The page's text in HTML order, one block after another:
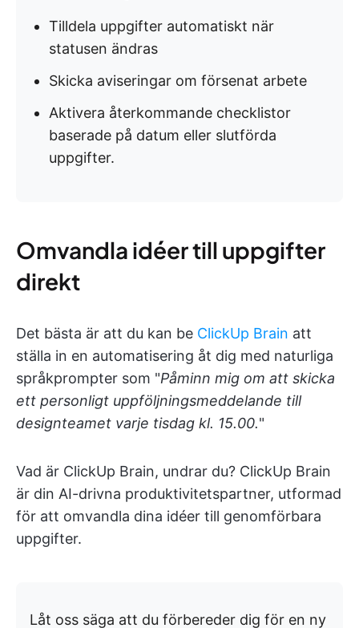
Tilldela uppgifter automatiskt när
statusen ändras
Skicka aviseringar om försenat arbete
Aktivera återkommande checklistor
baserade på datum eller slutförda
uppgifter.
Omvandla idéer till uppgifter
direkt
Det bästa är att du kan be ClickUp Brain att
ställa in en automatisering åt dig med naturliga
språkprompter som "Påminn mig om att skicka
ett personligt uppföljningsmeddelande till
designteamet varje tisdag kl. 15.00."
Vad är ClickUp Brain, undrar du? ClickUp Brain
är din AI-drivna produktivitetspartner, utformad
för att omvandla dina idéer till genomförbara
uppgifter.
Låt oss säga att du förbereder dig för en ny